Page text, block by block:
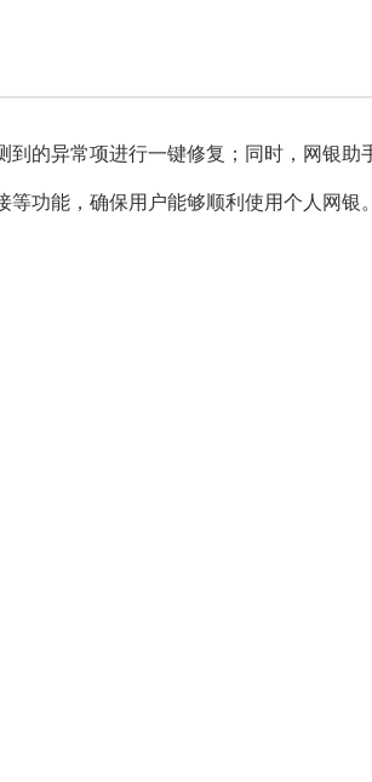
的异常项进行一键修复；同时，网银助
功能，确保用户能够顺利使用个人网银。